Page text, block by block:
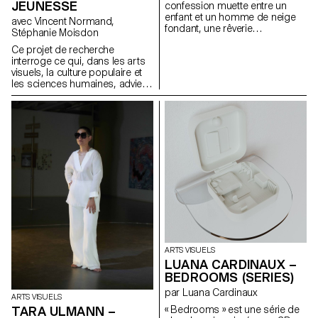
Temenos.
JEUNESSE
avec Vincent Normand,
Stéphanie Moisdon
Ce projet de recherche
interroge ce qui, dans les arts
visuels, la culture populaire et
les sciences humaines, advient
aujourd’hui d’une figure
conceptuelle, esthétique et
politique née avec la modernité
: la jeunesse. Réciproquement,
ce projet propose d’explorer ce
que la catégorie problématique
de « jeunesse » fait survenir
dans les arts et la pensée
contemporains.
confession muette entre un
enfant et un homme de neige
fondant, une rêverie
prédisposition, à investir des
énergies, quelles qu’elles
soient, en vertu de résultats
incertains. Comprimer les
pensées comme de la neige
pour donner une forme et des
poids différents à quelque
chose de flou, jouer avec un
public silencieux, partager
intimité avec un objet inanimé,
créer avec une absence.
ARTS VISUELS
TARA ULMANN –
ARTS VISUELS
LUANA CARDINAUX –
BEDROOMS (SERIES)
par Luana Cardinaux
« Bedrooms » est une série de